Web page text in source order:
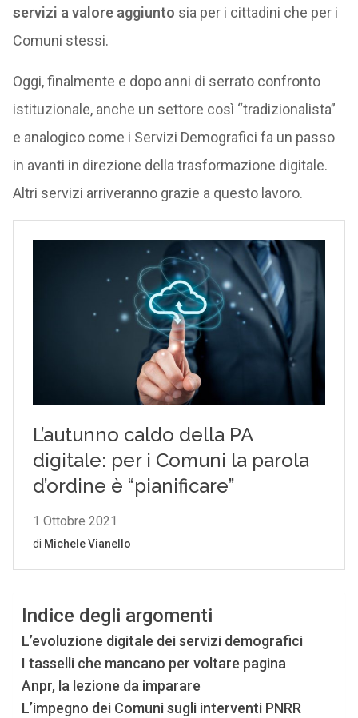
servizi a valore aggiunto sia per i cittadini che per i
Comuni stessi.
Oggi, finalmente e dopo anni di serrato confronto
istituzionale, anche un settore così “tradizionalista”
e analogico come i Servizi Demografici fa un passo
in avanti in direzione della trasformazione digitale.
Altri servizi arriveranno grazie a questo lavoro.
Indice degli argomenti
L’evoluzione digitale dei servizi demografici
I tasselli che mancano per voltare pagina
Anpr, la lezione da imparare
L’impegno dei Comuni sugli interventi PNRR